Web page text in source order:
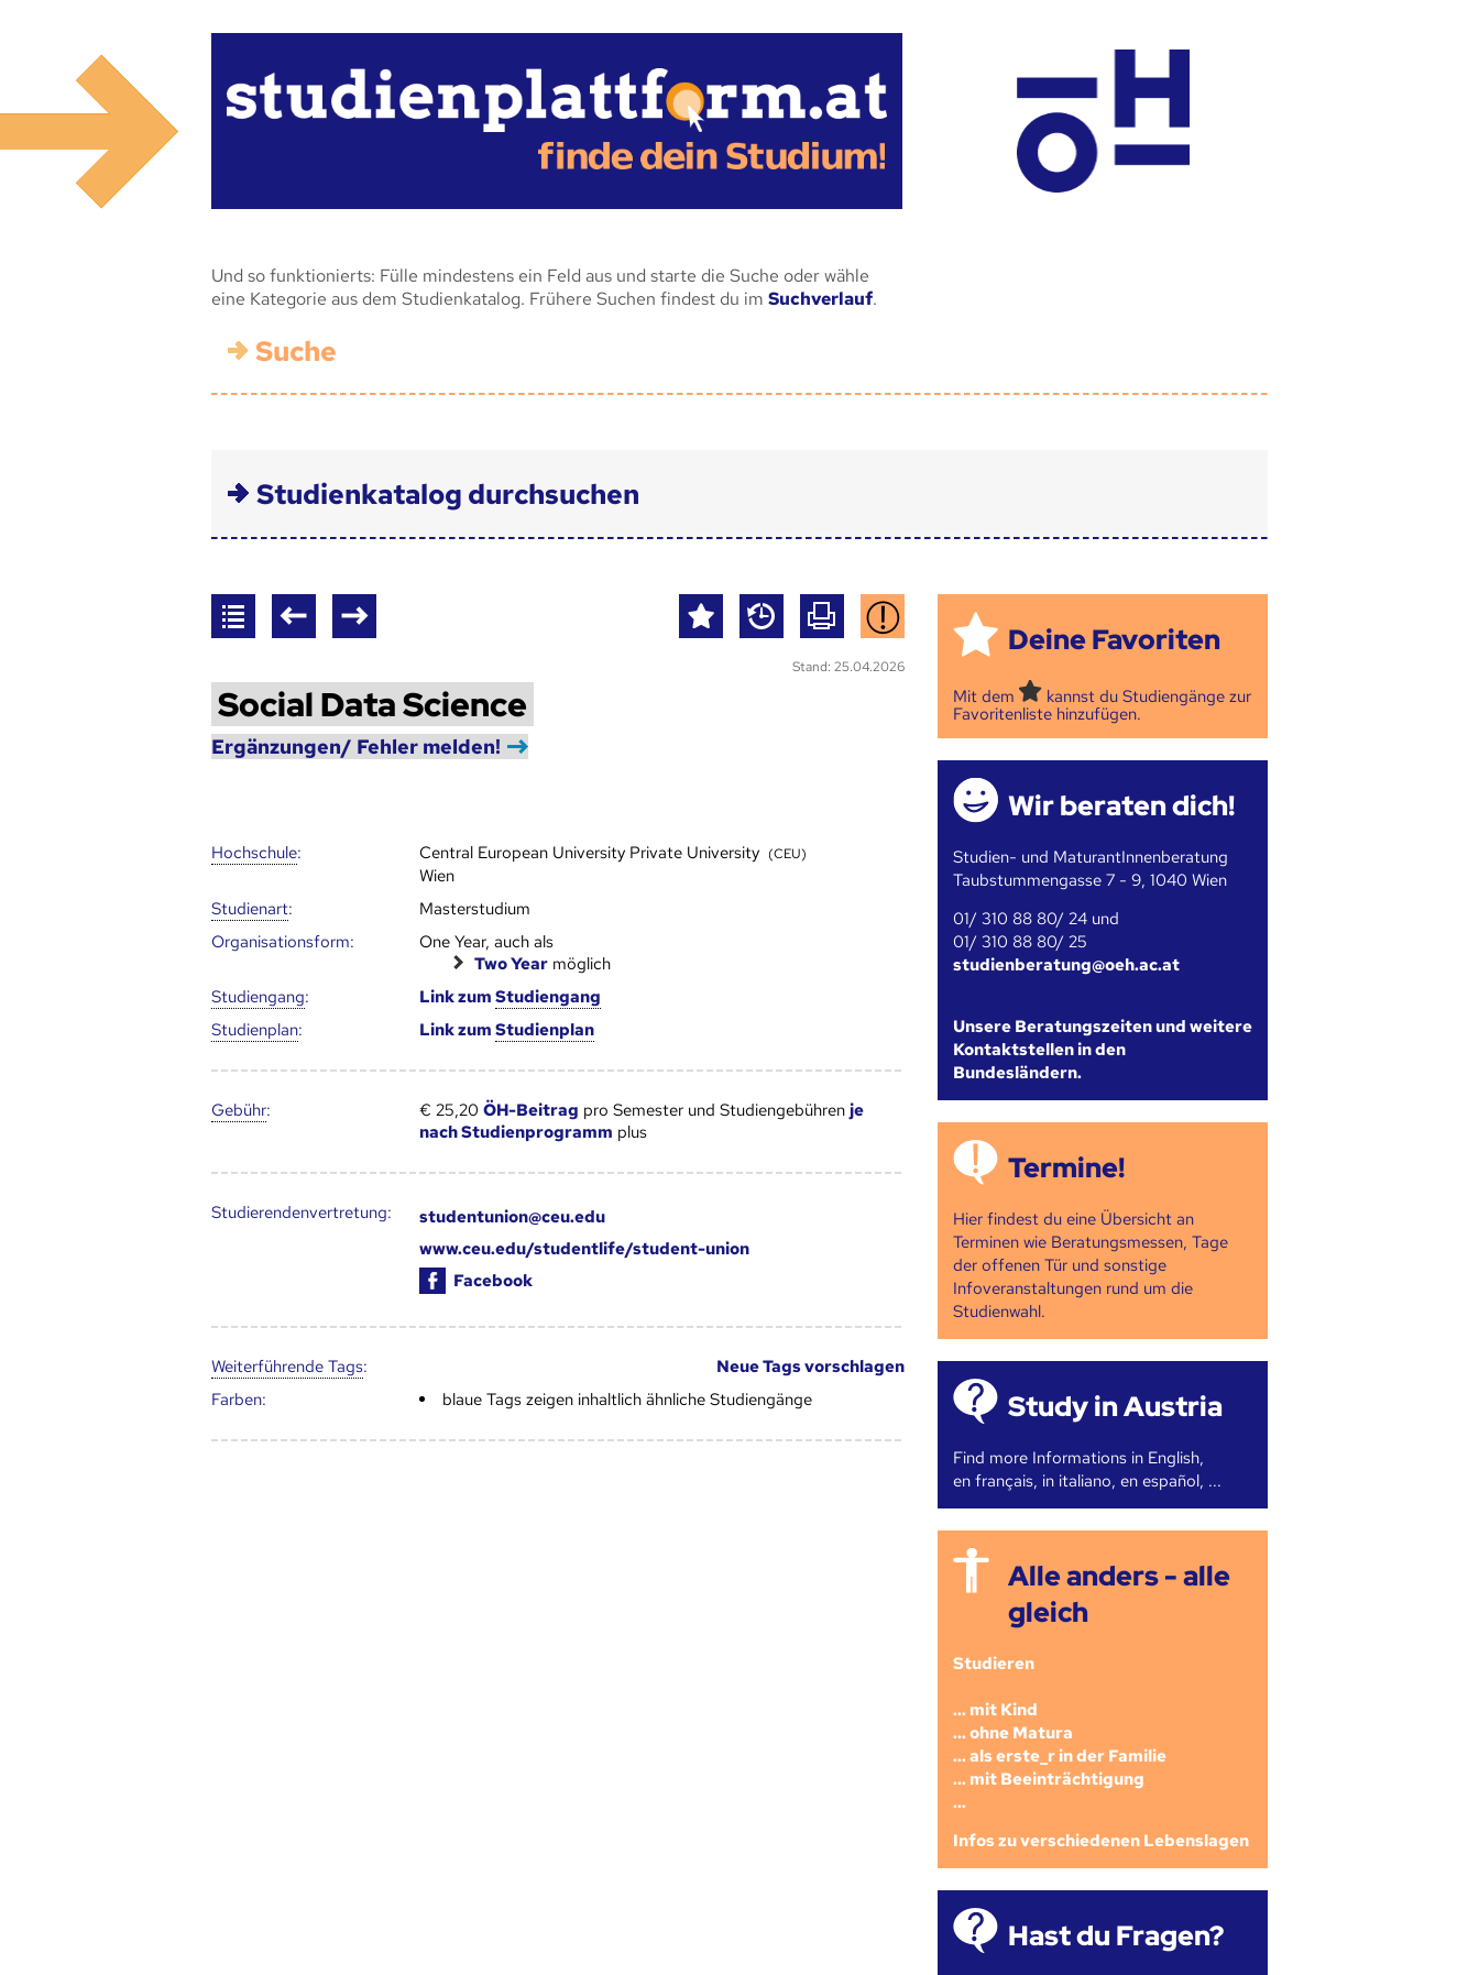
Und so funktionierts: Fülle mindestens ein Feld aus und starte die Suche oder wähle
eine Kategorie aus dem Studienkatalog. Frühere Suchen findest du im Suchverlauf.
Suche
Studienkatalog durchsuchen
Stand: 25.04.2026
Social Data Science
Ergänzungen/ Fehler melden!
Hoch­schule: Central European University Private University (CEU)
Wien
Studienart:
Masterstudium
Organisationsform:
One Year, auch als
Two Yearmöglich
Studien­gang: Link zum Studien­gang
Studien­plan: Link zum Studien­plan
Gebühr: € 25,20 ÖH-Beitrag pro Semester und Studiengebühren je
nach Studienprogramm plus
Studierendenvertretung:
studentunion@ceu.edu
www.ceu.edu/studentlife/student-union
Facebook
Weiter­führende Tags:
Neue Tags vorschlagen
Farben:
blaue Tags zeigen inhaltlich ähnliche Studiengänge
Deine Favoriten
Mit dem
kannst du Studiengänge zur
Favoritenliste hinzufügen.
Wir beraten dich!
Studien- und MaturantInnenberatung
Taubstummengasse 7 - 9, 1040 Wien
01/ 310 88 80/ 24 und
01/ 310 88 80/ 25
studienberatung@oeh.ac.at
Unsere Beratungszeiten und weitere
Kontaktstellen in den
Bundesländern.
Termine!
Hier findest du eine Übersicht an
Terminen wie Beratungsmessen, Tage
der offenen Tür und sonstige
Infoveranstaltungen rund um die
Studienwahl.
Study in Austria
Find more Informations in English,
en français, in italiano, en español, ...
Alle anders - alle
gleich
Studieren
... mit Kind
... ohne Matura
... als erste_r in der Familie
... mit Beeinträchtigung
...
Infos zu verschiedenen Lebenslagen
Hast du Fragen?